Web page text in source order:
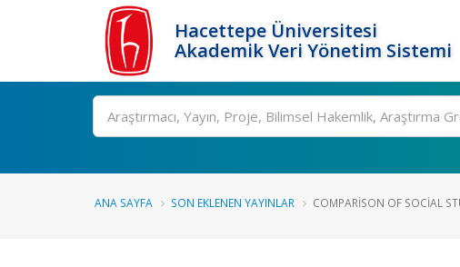
Hacettepe Üniversitesi
Akademik Veri Yönetim Sistemi
Ara
ANA SAYFA SON EKLENEN YAYINLAR COMPARISON OF SOCIAL